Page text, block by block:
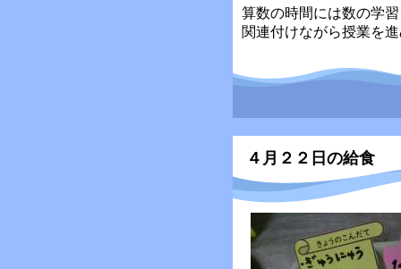
算数の時間には数の学
関連付けながら授業を
４月２２日の給食